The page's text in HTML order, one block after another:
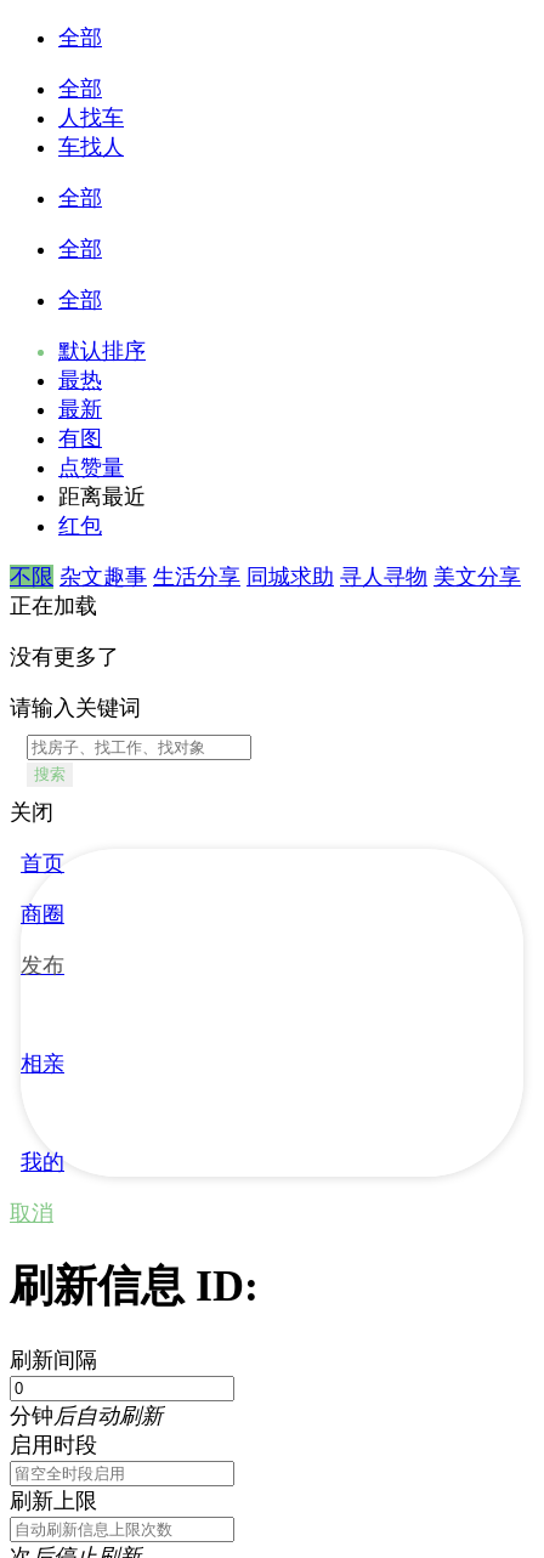
全部
全部
人找车
车找人
全部
全部
全部
默认排序
最热
最新
有图
点赞量
距离最近
红包
不限 杂文趣事 生活分享 同城求助 寻人寻物 美文分享
正在加载
没有更多了
请输入关键词
搜索
关闭
首页
商圈
发布
相亲
我的
取消
刷新信息 ID:
刷新间隔
分钟后自动刷新
启用时段
刷新上限